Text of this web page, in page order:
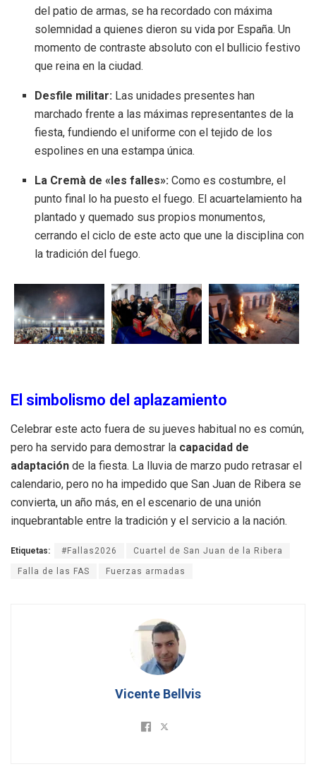
del patio de armas, se ha recordado con máxima
solemnidad a quienes dieron su vida por España. Un
momento de contraste absoluto con el bullicio festivo
que reina en la ciudad.
Desfile militar: Las unidades presentes han
marchado frente a las máximas representantes de la
fiesta, fundiendo el uniforme con el tejido de los
espolines en una estampa única.
La Cremà de «les falles»: Como es costumbre, el
punto final lo ha puesto el fuego. El acuartelamiento ha
plantado y quemado sus propios monumentos,
cerrando el ciclo de este acto que une la disciplina con
la tradición del fuego.
El simbolismo del aplazamiento
Celebrar este acto fuera de su jueves habitual no es común,
pero ha servido para demostrar la capacidad de
adaptación de la fiesta. La lluvia de marzo pudo retrasar el
calendario, pero no ha impedido que San Juan de Ribera se
convierta, un año más, en el escenario de una unión
inquebrantable entre la tradición y el servicio a la nación.
Etiquetas: #Fallas2026 Cuartel de San Juan de la Ribera
Falla de las FAS Fuerzas armadas
Vicente Bellvis